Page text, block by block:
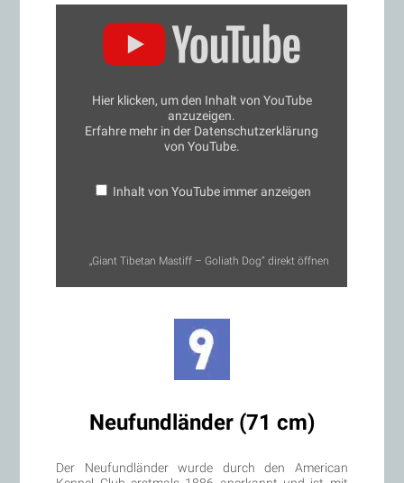
YouTubeHier klicken, um den Inhalt von YouTube
anzuzeigen.
Erfahre mehr in der Datenschutzerklärung
von YouTube.
Inhalt von YouTube immer anzeigen
„Giant Tibetan Mastiff – Goliath Dog“ direkt öffnen
Neufundländer (71 cm)
Der Neufundländer wurde durch den American